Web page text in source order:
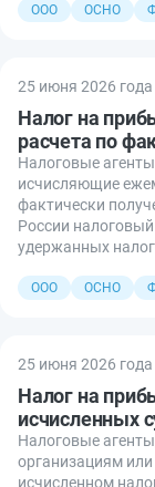
ООО ОСНО
25 июня 2026 года
Налог на
расчета по
Налоговые
исчисляющие
фактически
России
удержанных
ООО ОСНО
25 июня 2026 года
Налог на
исчисленных
Налоговые
организациям
исчисленном